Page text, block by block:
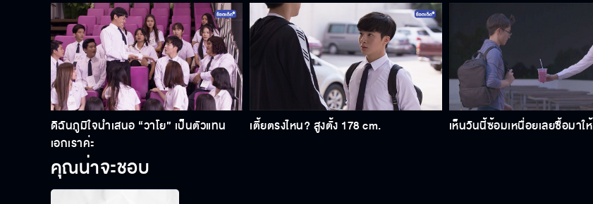
ดิฉันภูมิใจนำเสนอ “วาโย” เป็นตัวแทน
เอกเราค่ะ
เตี้ยตรงไหน? สูงตั้ง 178 cm. เห็นวันนี้ซ้อมเหนื่อยเลยซื้อมาให้
คุณน่าจะชอบ